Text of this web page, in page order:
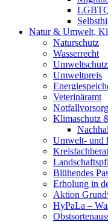
Natur & Umwelt,
Naturschutz
Wasserrecht
Umweltschutz
Umweltpreis
Veterinäramt
Klimaschutz
Umwelt- und
Blühendes
Erholung in
Aktion
HyPaLa –